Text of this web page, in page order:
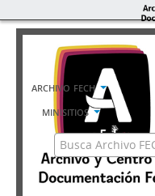
archivo fech
minisitios